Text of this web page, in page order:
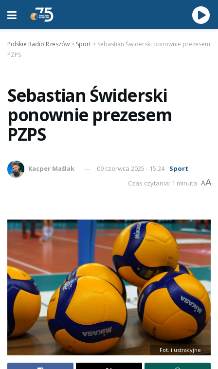
Polskie Radio Rzeszów > Sport > Sebastian Świderski ponownie prezesem
PZPS
Sebastian Świderski
ponownie prezesem
PZPS
Kacper Maślak 09 czerwca 2025 - 15:24 Sport
Czas czytania: 1 minuta AA
Fot. ilustracyjne